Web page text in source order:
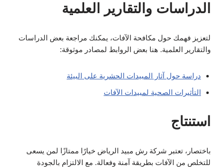
الدراسات والتقارير العلمية
لتعزيز فهمك حول مكافحة الآفات، يمكنك مراجعة بعض الدراسات
والتقارير العلمية. هنا بعض الروابط لمصادر موثوقة:
دراسة حول آثار المبيدات الحشرية على البيئة
التأثيرات الصحية لمبيدات الآفات
استنتاج
باختصار، تعتبر شركة رش مبيد الرياض خيارًا ممتازًا لمن يسعى
للتخلص من الآفات بطريقة آمنة وفعالة. مع الالتزام بالجودة